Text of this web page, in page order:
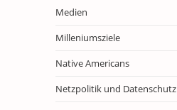
Medien
Milleniumsziele
Native Americans
Netzpolitik und Datenschutz